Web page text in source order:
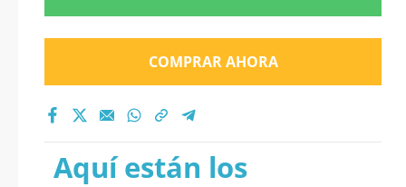
COMPRAR AHORA
Aquí están los